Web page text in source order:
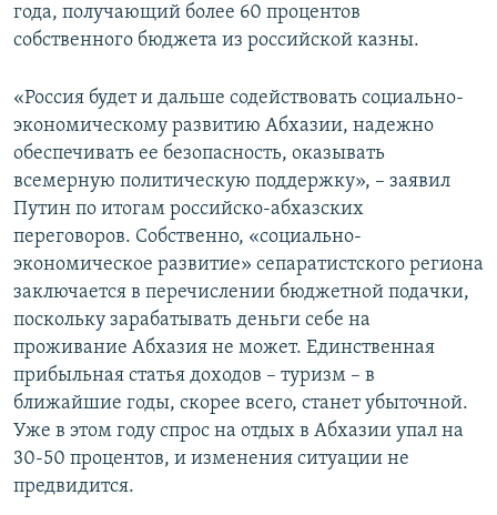
года, получающий более 60 процентов
собственного бюджета из российской казны.
«Россия будет и дальше содействовать социально-
экономическому развитию Абхазии, надежно
обеспечивать ее безопасность, оказывать
всемерную политическую поддержку», – заявил
Путин по итогам российско-абхазских
переговоров. Собственно, «социально-
экономическое развитие» сепаратистского региона
заключается в перечислении бюджетной подачки,
поскольку зарабатывать деньги себе на
проживание Абхазия не может. Единственная
прибыльная статья доходов – туризм – в
ближайшие годы, скорее всего, станет убыточной.
Уже в этом году спрос на отдых в Абхазии упал на
30-50 процентов, и изменения ситуации не
предвидится.